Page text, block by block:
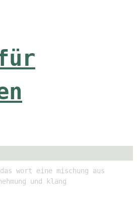
wort eine mischung aus
und klang